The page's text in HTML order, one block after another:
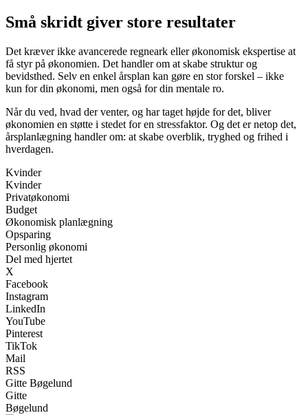
Små skridt giver store resultater
Det kræver ikke avancerede regneark eller økonomisk ekspertise at
få styr på økonomien. Det handler om at skabe struktur og
bevidsthed. Selv en enkel årsplan kan gøre en stor forskel – ikke
kun for din økonomi, men også for din mentale ro.
Når du ved, hvad der venter, og har taget højde for det, bliver
økonomien en støtte i stedet for en stressfaktor. Og det er netop det,
årsplanlægning handler om: at skabe overblik, tryghed og frihed i
hverdagen.
Kvinder
Kvinder
Privatøkonomi
Budget
Økonomisk planlægning
Opsparing
Personlig økonomi
Del med hjertet
X
Facebook
Instagram
LinkedIn
YouTube
Pinterest
TikTok
Mail
RSS
Gitte Bøgelund
Gitte
Bøgelund